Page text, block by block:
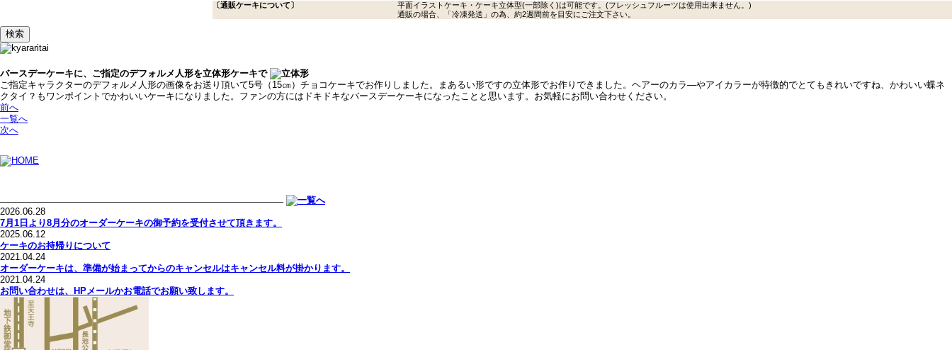
〔通販ケーキについて〕
平面イラストケーキ・ケーキ立体型(一部除く)は可能です。(フレッシュフルーツは使用出来ません。)
通販の場合、「冷凍発送」の為、約2週間前を目安にご注文下さい。
バースデーケーキに、ご指定のデフォルメ人形を立体形ケーキで
ご指定キャラクターのデフォルメ人形の画像をお送り頂いて5号（15㎝）チョコケーキでお作りしました。まあるい形ですの立体形でお作りできました。ヘアーのカラ―やアイカラーが特徴的でとてもきれいですね、かわいい蝶ネ
クタイ？もワンポイントでかわいいケーキになりました。ファンの方にはドキドキなバースデーケーキになったことと思います。お気軽にお問い合わせください。
前へ
一覧へ
次へ
2026.06.28
7月1日より8月分のオーダーケーキの御予約を受付させて頂きます。
2025.06.12
ケーキのお持帰りについて
2021.04.24
オーダーケーキは、準備が始まってからのキャンセルはキャンセル料が掛かります。
2021.04.24
お問い合わせは、HPメールかお電話でお願い致します。